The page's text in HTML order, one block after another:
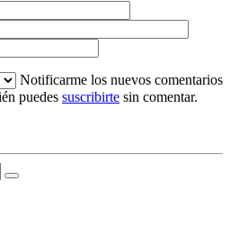
Notificarme los nuevos comentarios
puedes suscribirte sin comentar.